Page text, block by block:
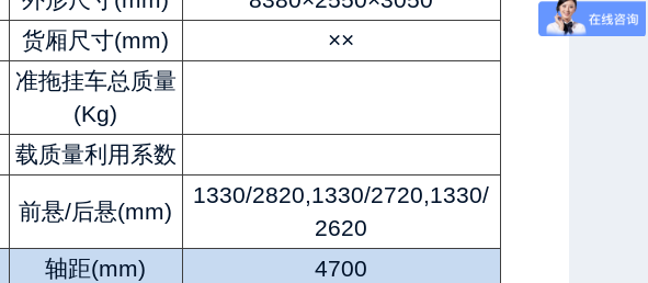
货厢尺寸(mm) ××
准拖挂车总质量
(Kg)
载质量利用系数
前悬/后悬(mm)
1330/2820,1330/2720,1330/
2620
轴距(mm)
4700